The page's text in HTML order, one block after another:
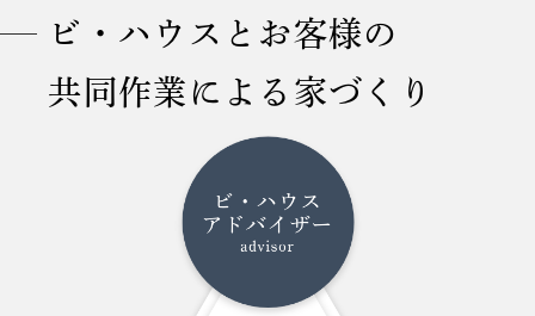
ビ・ハウスとお客様の
共同作業による家づくり